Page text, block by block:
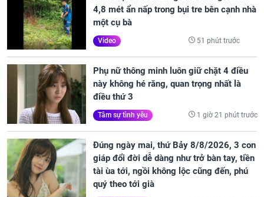
4,8 mét ẩn nấp trong bụi tre bên cạnh nhà
một cụ bà
Video 51 phút trước
Phụ nữ thông minh luôn giữ chặt 4 điều
này không hé răng, quan trọng nhất là
điều thứ 3
Tâm sự tình yêu 1 giờ 21 phút trước
Đúng ngày mai, thứ Bảy 8/8/2026, 3 con
giáp đổi đời dễ dàng như trở bàn tay, tiền
tài ùa tới, ngồi không lộc cũng đến, phú
quý theo tới già